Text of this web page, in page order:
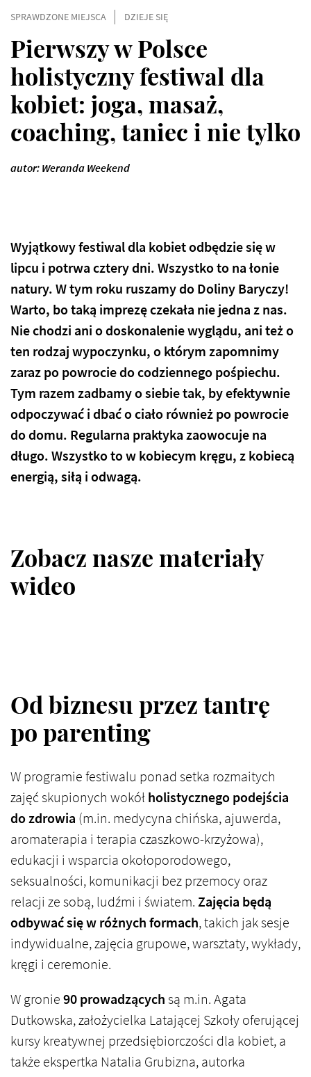
SPRAWDZONE MIEJSCA DZIEJE SIĘ
Pierwszy w Polsce
holistyczny festiwal dla
kobiet: joga, masaż,
coaching, taniec i nie tylko
autor: Weranda Weekend
Wyjątkowy festiwal dla kobiet odbędzie się w
lipcu i potrwa cztery dni. Wszystko to na łonie
natury. W tym roku ruszamy do Doliny Baryczy!
Warto, bo taką imprezę czekała nie jedna z nas.
Nie chodzi ani o doskonalenie wyglądu, ani też o
ten rodzaj wypoczynku, o którym zapomnimy
zaraz po powrocie do codziennego pośpiechu.
Tym razem zadbamy o siebie tak, by efektywnie
odpoczywać i dbać o ciało również po powrocie
do domu. Regularna praktyka zaowocuje na
długo. Wszystko to w kobiecym kręgu, z kobiecą
energią, siłą i odwagą.
Zobacz nasze materiały
wideo
Od biznesu przez tantrę
po parenting
W programie festiwalu ponad setka rozmaitych
zajęć skupionych wokół holistycznego podejścia
do zdrowia (m.in. medycyna chińska, ajuwerda,
aromaterapia i terapia czaszkowo-krzyżowa),
edukacji i wsparcia okołoporodowego,
seksualności, komunikacji bez przemocy oraz
relacji ze sobą, ludźmi i światem.Zajęcia będą
odbywać się w różnych formach, takich jak sesje
indywidualne, zajęcia grupowe, warsztaty, wykłady,
kręgi i ceremonie.
W gronie90 prowadzącychsą m.in. Agata
Dutkowska, założycielka Latającej Szkoły oferującej
kursy kreatywnej przedsiębiorczości dla kobiet, a
także ekspertka Natalia Grubizna, autorka